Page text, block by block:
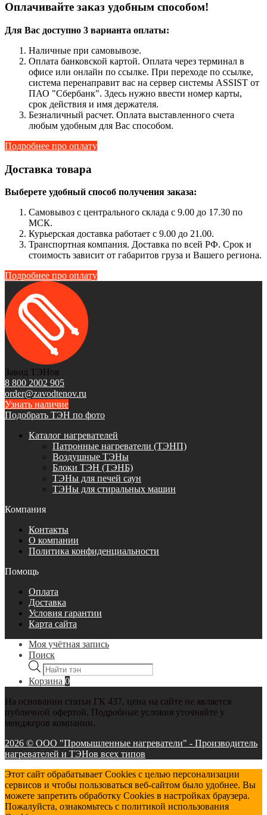
Оплачивайте заказ удобным способом!
Для Вас доступно 3 варианта оплаты:
Наличные при самовывозе.
Оплата банковской картой. Оплата через терминал в
офисе или онлайн по ссылке. При переходе по ссылке,
система перенаправит вас на сервер системы ASSIST от
ПАО "Сбербанк". Здесь нужно ввести номер карты,
срок действия и имя держателя.
Безналичный расчет. Оплата выставленного счета
любым удобным для Вас способом.
Подробнее про оплату
Доставка товара
Выберете удобный способ получения заказа:
Самовывоз с центрального склада с 9.00 до 17.30 по
МСК.
Курьерская доставка работает с 9.00 до 21.00.
Транспортная компания. Доставка по всей РФ. Срок и
стоимость зависит от габаритов груза и Вашего региона.
Подробнее про оплату
Завод ТЭНов
8 800 2002 905
order@zavodtenov.ru
Узнать наличие
Подобрать ТЭН по фото
Каталог нагревателей
Патронные нагреватели (ТЭНП)
Воздушные ТЭНы
Блоки ТЭН (ТЭНБ)
ТЭНы для печей саун
ТЭНы для стиральных машин
Компания
Контакты
О компании
Политика конфиденциальности
Помощь
Оплата
Доставка
Условия гарантии
Карта сайта
Моя учётная запись
Поиск
Поиск
товаров
Корзина 0
На основании статьи ГК 437, цена на сайте не является
публичной офертой. Подробные условия уточняйте у
менджеров компании.
2026 © ООО "Промышленные нагреватели" - Производитель
нагревателей и ТЭНов всех типов
Этот сайт обрабатывает Cookies с целью персонализации
сервисов и чтобы пользоваться веб-сайтом было удобнее. Вы
можете запретить обработку Cookies в настройках браузера.
Пожалуйста, ознакомьтесь с политикой использования